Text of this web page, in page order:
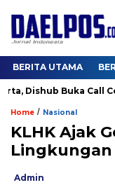
BERITA UTAMA
Dishub Buka Call
Home / Nasional
KLHK Ajak
Lingkungan
Admin